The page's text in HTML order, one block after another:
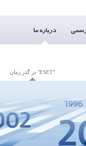
"ESET" در گذر زمان